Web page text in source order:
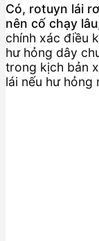
Có, rotuyn lái
nên cố chạy lâu
chính xác điều
hư hỏng dây
trong kịch bản
lái nếu hư hỏng